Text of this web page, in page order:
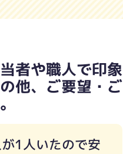
者や職人で印象
他、ご要望・ご
1人いたので安